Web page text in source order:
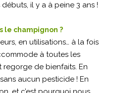
il y a à peine 3 ans !
le champignon ?
en utilisations… à la fois
à toutes les
regorge de bienfaits. En
aucun pesticide ! En